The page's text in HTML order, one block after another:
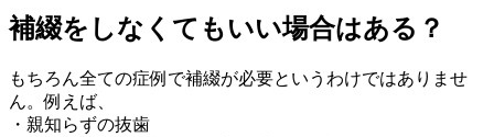
補綴をしなくてもいい場合はある？
もちろん全ての症例で補綴が必要というわけではありませ
ん。例えば、
・親知らずの抜歯